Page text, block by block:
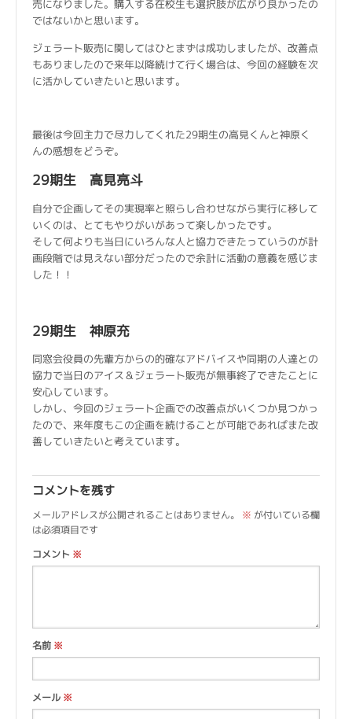
売になりました。購入する在校生も選択肢が広がり良かったの
ではないかと思います。
ジェラート販売に関してはひとまずは成功しましたが、改善点
もありましたので来年以降続けて行く場合は、今回の経験を次
に活かしていきたいと思います。
最後は今回主力で尽力してくれた29期生の高見くんと神原く
んの感想をどうぞ。
29期生 高見亮斗
自分で企画してその実現率と照らし合わせながら実行に移して
いくのは、とてもやりがいがあって楽しかったです。
そして何よりも当日にいろんな人と協力できたっていうのが計
画段階では見えない部分だったので余計に活動の意義を感じま
した！！
29期生 神原充
同窓会役員の先輩方からの的確なアドバイスや同期の人達との
協力で当日のアイス＆ジェラート販売が無事終了できたことに
安心しています。
しかし、今回のジェラート企画での改善点がいくつか見つかっ
たので、来年度もこの企画を続けることが可能であればまた改
善していきたいと考えています。
コメントを残す
メールアドレスが公開されることはありません。 ※ が付いている欄
は必須項目です
コメント ※
名前 ※
メール ※